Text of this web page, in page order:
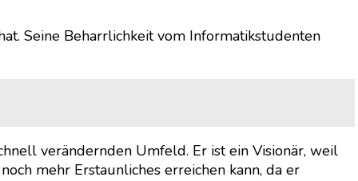
Seine Beharrlichkeit vom Informatikstudenten
verändernden Umfeld. Er ist ein Visionär, weil
mehr Erstaunliches erreichen kann, da er